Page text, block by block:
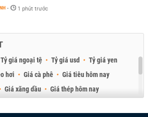
- 1 phút trước
Tỷ giá ngoại tệ Tỷ giá usd
Tỷ giá yen
hơi Giá cà phê
Giá tiêu hôm nay
Giá xăng dầu
Giá thép hôm nay